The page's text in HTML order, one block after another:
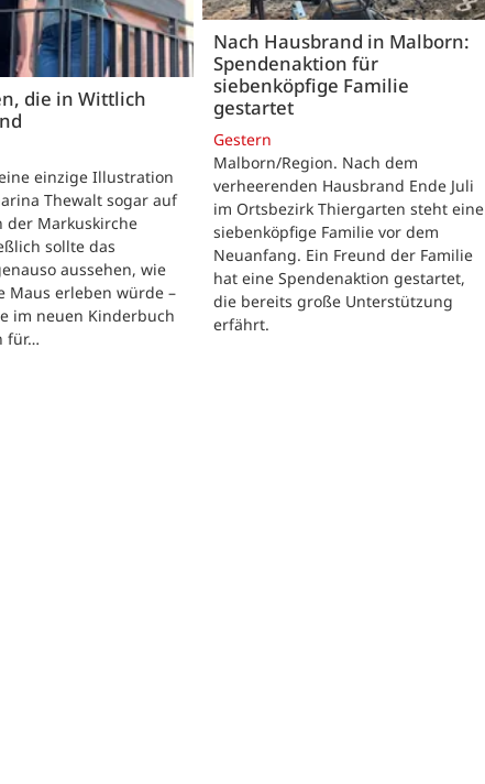
die in Wittlich
einzige Illustration
Thewalt sogar auf
der Markuskirche
sollte das
aussehen, wie
Maus erleben würde –
im neuen Kinderbuch
für…
Nach Hausbrand in Malborn:
Spendenaktion für
siebenköpfige Familie
gestartet
Gestern
Malborn/Region. Nach dem
verheerenden Hausbrand Ende Juli
im Ortsbezirk Thiergarten steht eine
siebenköpfige Familie vor dem
Neuanfang. Ein Freund der Familie
hat eine Spendenaktion gestartet,
die bereits große Unterstützung
erfährt.